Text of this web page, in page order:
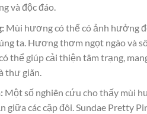
và độc đáo.
Mùi hương có thể có ảnh hưởng
ta. Hương thơm ngọt ngào và
thể giúp cải thiện tâm trạng,
thư giãn.
Một số nghiên cứu cho thấy mùi
giữa các cặp đôi. Sundae Pretty